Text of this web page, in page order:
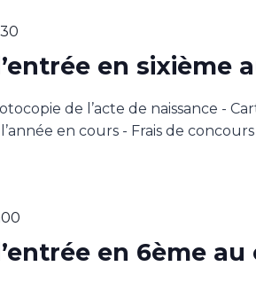
en sixième
de l’acte de naissance -
en cours - Frais de
en 6ème au